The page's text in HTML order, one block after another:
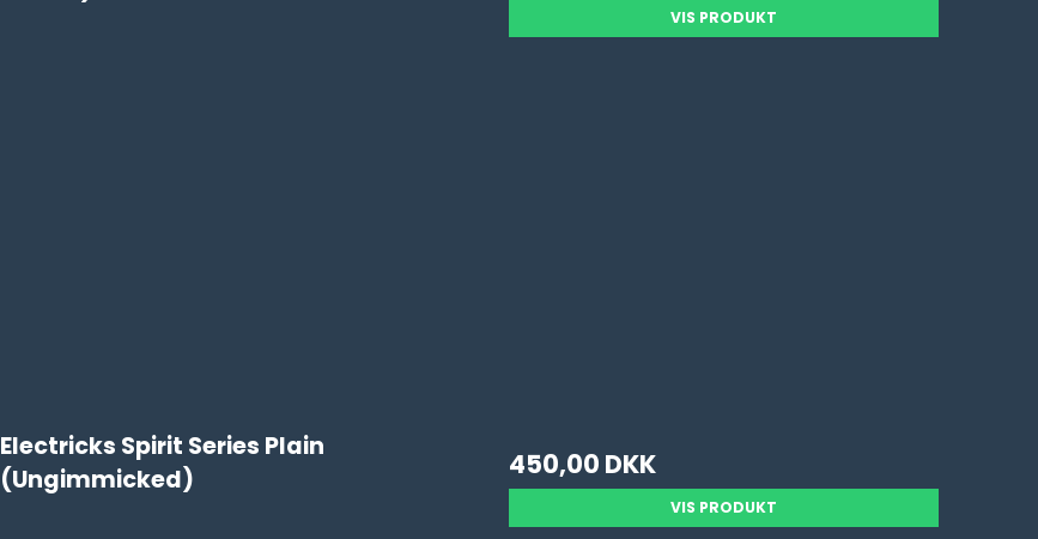
VIS PRODUKT
Electricks Spirit Series Plain
(Ungimmicked)
450,00 DKK
VIS PRODUKT